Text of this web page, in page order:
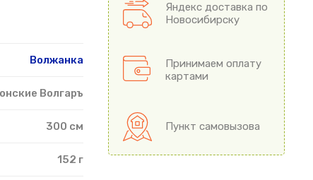
Волжанка
Волгаръ
300 см
152 г
Яндекс доставка по
Новосибирску
Принимаем оплату
картами
Пункт самовызова